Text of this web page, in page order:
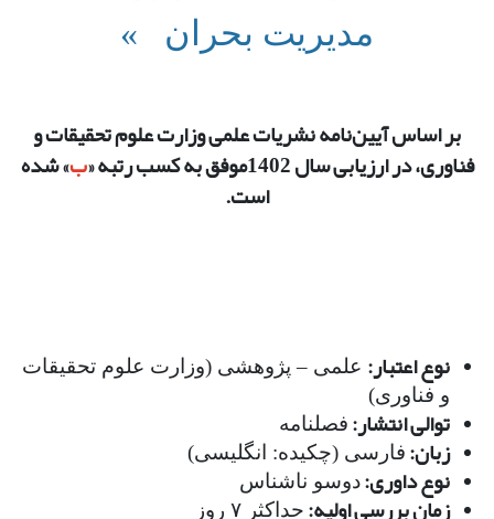
مدیریت بحران »
بر اساس آیین‌نامه نشریات علمی وزارت علوم تحقیقات و
فناوری، در ارزیابی سال 1402موفق به کسب رتبه « ب» شده
است.
نوع اعتبار: علمی – پژوهشی (وزارت علوم تحقیقات
و فناوری)
توالی انتشار: فصلنامه
زبان: فارسی (چکیده: انگلیسی)
نوع داوری:دوسو ناشناس
زمان بررسی اولیه: حداکثر ۷ روز